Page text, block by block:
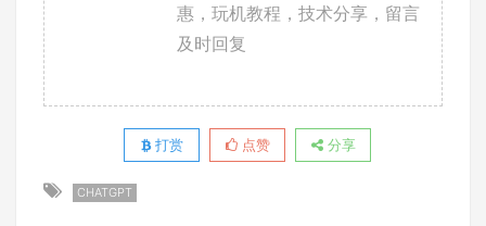
惠，玩机教程，技术分享，留言
及时回复
打赏 点赞 分享
CHATGPT